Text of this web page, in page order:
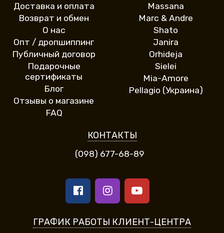
Доставка и оплата
Возврат и обмен
О нас
Опт / дропшиппинг
Публичный договор
Подарочные
сертификаты
Блог
Отзывы о магазине
FAQ
Massana
Marc & Andre
Shato
Janira
Orhideja
Sielei
Mia-Amore
Pellagio (Украина)
КОНТАКТЫ
(098) 677-68-89
ГРАФИК РАБОТЫ КЛИЕНТ-ЦЕНТРА